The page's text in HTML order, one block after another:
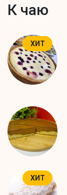
К чаю
ХИТ
ХИТ